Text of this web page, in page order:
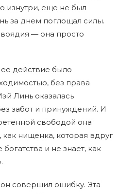
изнутри, еще не был
за днем поглощал силы.
— она просто
действие было
без права
Линь оказалась
забот и принуждений. И
свободой она
как нищенка, которая вдруг
и не знает, как
он совершил ошибку. Эта